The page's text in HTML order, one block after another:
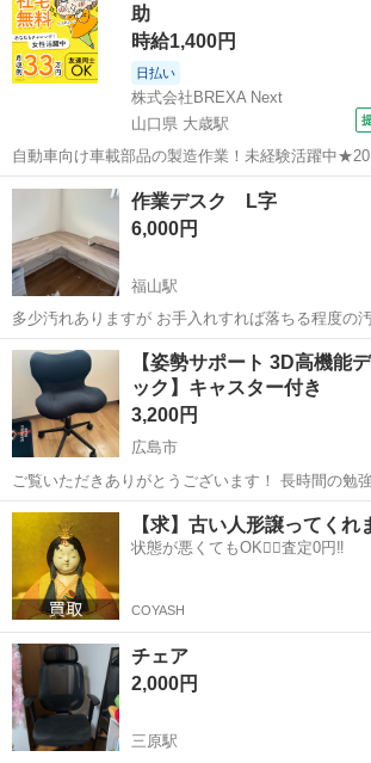
助
時給1,400円
日払い
株式会社BREXA Next
山口県 大歳駅
自動車向け車載部品の製造作業！未経験活躍中
中！友達同士での応募OK！備品付きワンルーム寮
社負担！生活支援物資事前対応可◎格安食堂利用可
♪《山口県山口市》 人気の工...
山口 山口市 大歳駅 その他
作業デスク L字
6,000円
福山駅
多少汚れありますが お手入れすれば落ちる程度の
入し3ヶ月使いました！ 画像2 左下の棚は付属
広島 福山市 福山駅 オフィス用家具
【姿勢サポート 3D高機能
ック】キャスター付き
3,200円
広島市
ご覧いただきありがとうございます！ 長時間の勉
でも疲れにくい、姿勢サポートにこだわった高機
す。 立体構造がお尻や腰回りをしっかり包み込ん
な姿勢をキープしやすく、お子様の学...
広島 広島市 オフィス用家具 キャスター
【求】古い人形譲ってくれ
状態が悪くてもOK🙆‍♀️査定0円‼️
COYASH
チェア
2,000円
三原駅